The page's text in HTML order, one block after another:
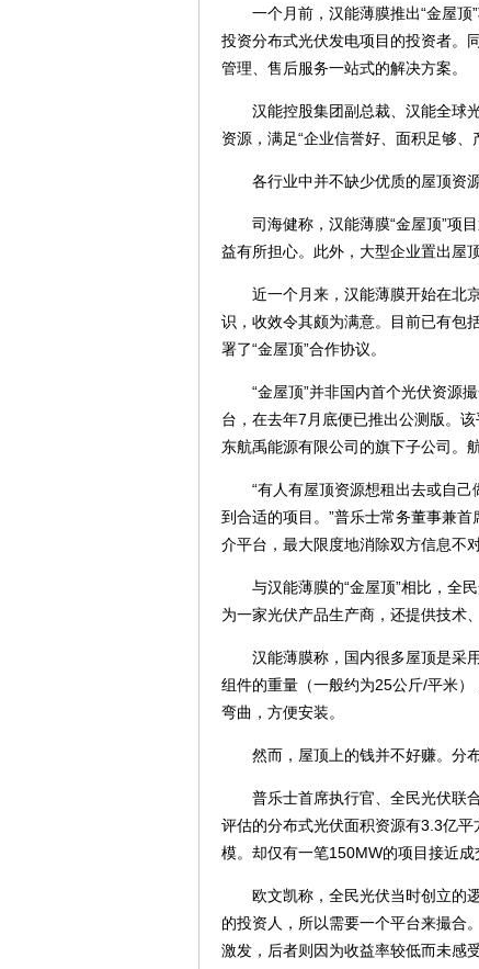
一个月前，汉能薄膜推出“金屋顶”
投资分布式光伏发电项目的投资者。
管理、售后服务一站式的解决方案。
汉能控股集团副总裁、汉能全球光
资源，满足“企业信誉好、面积足够、
各行业中并不缺少优质的屋顶资源
司海健称，汉能薄膜“金屋顶”项目
益有所担心。此外，大型企业置出屋
近一个月来，汉能薄膜开始在北京
识，收效令其颇为满意。目前已有包
署了“金屋顶”合作协议。
“金屋顶”并非国内首个光伏资源撮
台，在去年7月底便已推出公测版。
东航禹能源有限公司的旗下子公司。
“有人有屋顶资源想租出去或自己
到合适的项目。”普乐士常务董事兼
介平台，最大限度地消除双方信息不对
与汉能薄膜的“金屋顶”相比，全民
为一家光伏产品生产商，还提供技术
汉能薄膜称，国内很多屋顶是采用
组件的重量（一般约为25公斤/平米
弯曲，方便安装。
然而，屋顶上的钱并不好赚。分布
普乐士首席执行官、全民光伏联合
评估的分布式光伏面积资源有3.3亿
模。却仅有一笔150MW的项目接近成
欧文凯称，全民光伏当时创立的逻
的投资人，所以需要一个平台来撮合
激发，后者则因为收益率较低而未感